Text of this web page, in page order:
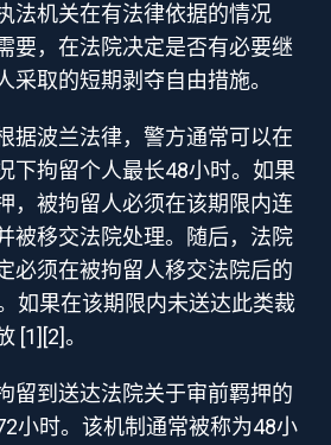
法机关在有法律依据的情况
要，在法院决定是否有必要继
采取的短期剥夺自由措施。
据波兰法律，警方通常可以在
下拘留个人最长48小时。如果
，被拘留人必须在该期限内连
被移交法院处理。随后，法院
必须在被拘留人移交法院后的
如果在该期限内未送达此类裁
[1][2]。
留到送达法院关于审前羁押的
小时。该机制通常被称为48小